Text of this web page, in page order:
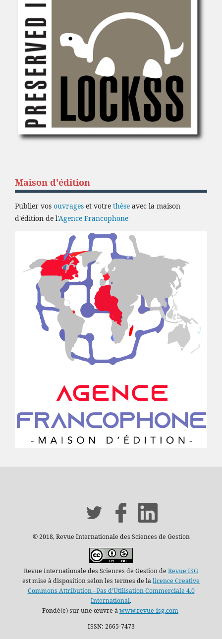
Maison d'édition
Publier vos ouvrages et votre thèse avec la maison
d'édition de l'Agence Francophone
© 2018, Revue Internationale des Sciences de Gestion
Revue Internationale des Sciences de Gestion de Revue ISG
est mise à disposition selon les termes de lalicence Creative
Commons Attribution - Pas d’Utilisation Commerciale 4.0
International.
Fondé(e) sur une œuvre àwww.revue-isg.com
ISSN: 2665-7473